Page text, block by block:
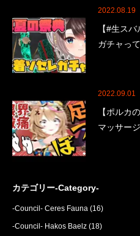
2022.08.19
【#生ス
ガチャっ
2022.09.01
【ポルカ
マッサー
カテゴリー-Category-
-Council- Ceres Fauna (16)
-Council- Hakos Baelz (18)